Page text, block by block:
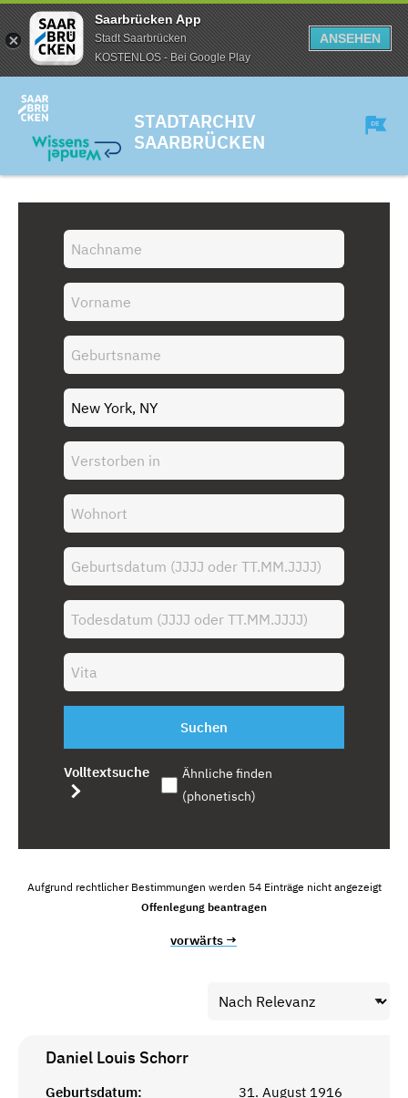
Saarbrücken App
Stadt Saarbrücken
KOSTENLOS - Bei Google Play
ANSEHEN
STADTARCHIV
SAARBRÜCKEN
Suchen
Volltextsuche
Ähnliche finden
(phonetisch)
Aufgrund rechtlicher Bestimmungen werden 54 Einträge nicht angezeigt
Offenlegung beantragen
vorwärts →
Daniel Louis Schorr
Geburtsdatum:
31. August 1916